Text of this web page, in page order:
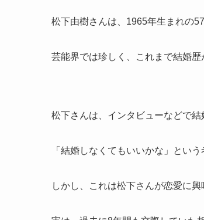
松下由樹さんは、1965年生まれの
芸能界では珍しく、これまで結婚歴
松下さんは、インタビューなどで結
「結婚しなくてもいいかな」とい
しかし、これは松下さんが恋愛に